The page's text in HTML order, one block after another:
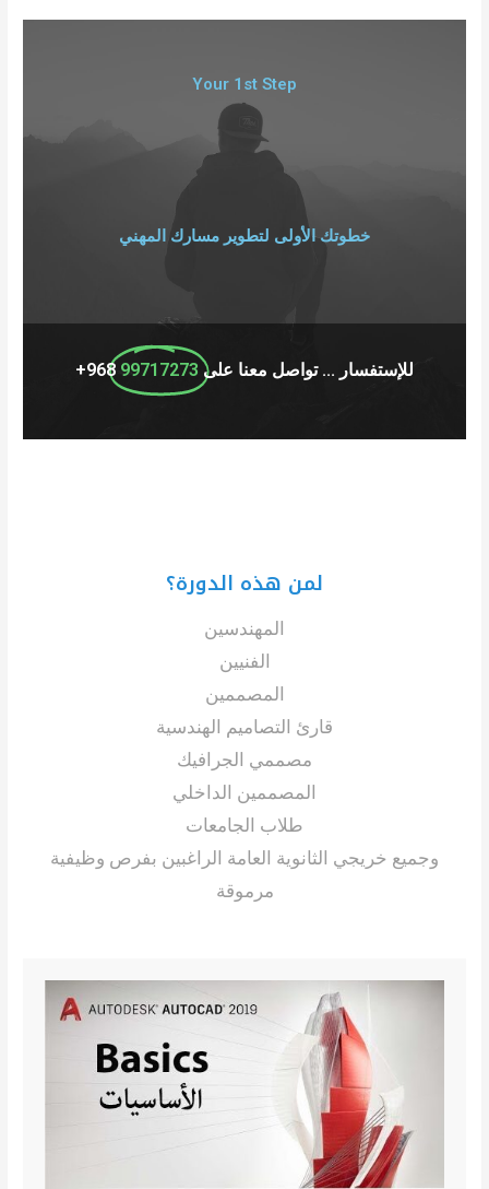
Your 1st Step
خطوتك الأولى لتطوير مسارك المهني
للإستفسار ... تواصل معنا على 99717273
968+
لمن هذه الدورة؟​
المهندسين
الفنيين
المصممين
قارئ التصاميم الهندسية
مصممي الجرافيك
المصممين الداخلي
طلاب الجامعات
وجميع خريجي الثانوية العامة الراغبين بفرص وظيفية
مرموقة